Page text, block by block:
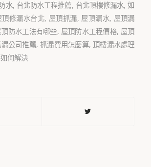
水, 台北防水工程推薦, 台北頂樓修漏水,如
頂修漏水台北, 屋頂抓漏, 屋頂漏水, 屋頂漏
防水工法有哪些, 屋頂防水工程價格, 屋頂
公司推薦,抓漏費用怎麼算,頂樓漏水處理
何解決